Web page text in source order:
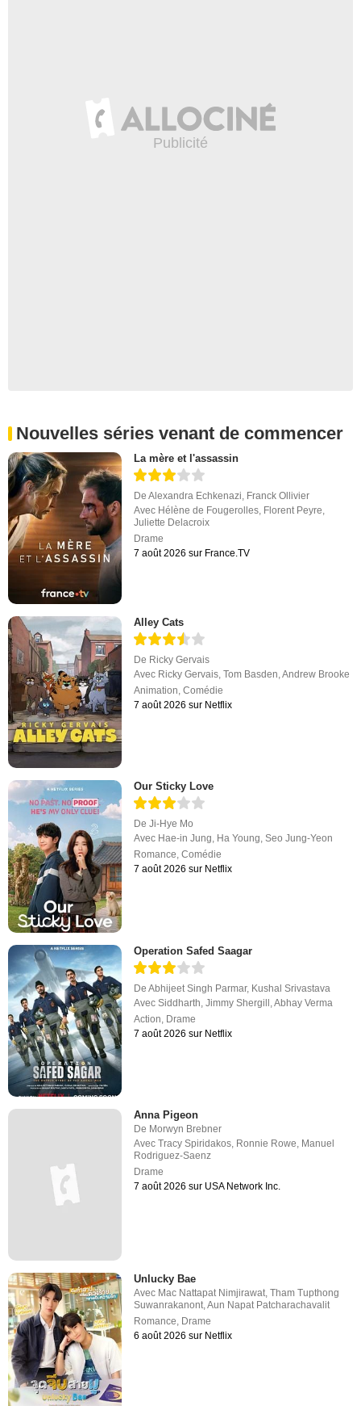
Nouvelles séries venant de commencer
La mère et l'assassin
DeAlexandra Echkenazi Franck Ollivier
Avec Hélène de Fougerolles Florent Peyre
Juliette Delacroix
Drame
7 août 2026 sur France.TV
Alley Cats
De Ricky Gervais
Avec Ricky Gervais,Tom Basden,Andrew Brooke
Animation,Comédie
7 août 2026 sur Netflix
Our Sticky Love
DeJi-Hye Mo
Avec Hae-in Jung, Ha Young,Seo Jung-Yeon
Romance,Comédie
7 août 2026 sur Netflix
Operation Safed Saagar
DeAbhijeet Singh Parmar, Kushal Srivastava
AvecSiddharth ,Jimmy Shergill ,Abhay Verma
Action Drame
7 août 2026 sur Netflix
Anna Pigeon
De Morwyn Brebner
AvecTracy Spiridakos, Ronnie Rowe, Manuel
Rodriguez-Saenz
Drame
7 août 2026 sur USA Network Inc.
Unlucky Bae
Avec Mac Nattapat Nimjirawat,Tham Tupthong
Suwanrakanont,Aun Napat Patcharachavalit
Romance, Drame
6 août 2026 sur Netflix